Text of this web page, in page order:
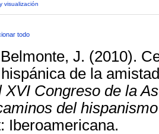
visualización
todo
J. (2010).
de la
XVI Congreso de la
del
Iberoamericana.